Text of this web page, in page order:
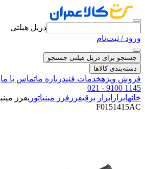
دریل هیلتی
ورود / ثبت‌نام
جستجو برای دریل هیلتی جستجو
دسته‌بندی کالاها
فروش ویژهخدمات فنیدرباره ماتماس با ما
021 - 9100 1145
خانهابزار ابزار برقیفرز فرز مینیاتوریفرز
F0151415AC